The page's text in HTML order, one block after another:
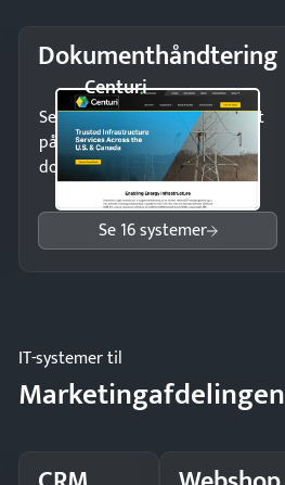
Dokumenthåndtering
Centuri
Send kontrakter til underskrift
på minutter og mist ingen
dokumenter.
Se 16 systemer
IT-systemer til
Marketingafdelingen